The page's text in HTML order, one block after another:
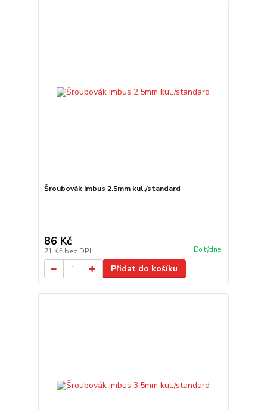
Šroubovák imbus 2.5mm kul./standard
86 Kč
71 Kč bez DPH Do týdne
Přidat do košíku